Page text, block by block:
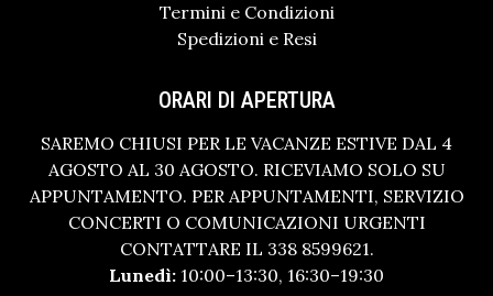
Termini e Condizioni
Spedizioni e Resi
ORARI DI APERTURA
SAREMO CHIUSI PER LE VACANZE ESTIVE DAL 4
AGOSTO AL 30 AGOSTO. RICEVIAMO SOLO SU
APPUNTAMENTO. PER APPUNTAMENTI, SERVIZIO
CONCERTI O COMUNICAZIONI URGENTI
CONTATTARE IL 338 8599621.
Lunedì: 10:00–13:30, 16:30–19:30